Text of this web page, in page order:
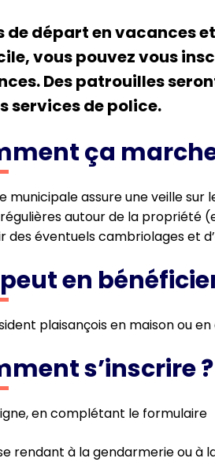
de départ en vacances
vous pouvez vous
Des patrouilles
services de police.
ça
municipale assure une veille
autour de la propriété
des éventuels cambriolages et
en
plaisançois en maison ou
s’inscrire ?
en complétant le formulaire
rendant à la gendarmerie ou à